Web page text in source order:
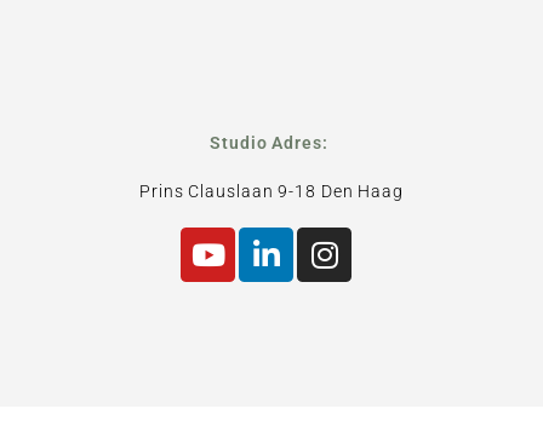
Studio Adres:
Prins Clauslaan 9-18 Den Haag